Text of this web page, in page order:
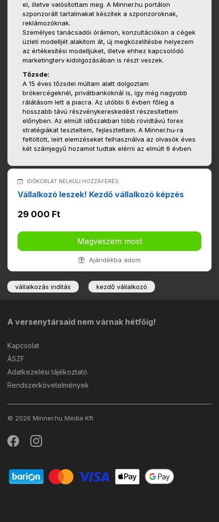
el, illetve valósítottam meg. A Minner.hu portálon
szponzorált tartalmakat készítek a szponzoroknak,
reklámozóknak.
Személyes tanácsadói óráimon, konzultációkon a cégek
üzleti modelljét alakítom át, új megközelítésbe helyezem
az értékesítési modelljüket, illetve ehhez kapcsolódó
marketingterv kidolgozásában is részt veszek.
Tőzsde:
A 15 éves tőzsdei múltam alatt dolgoztam
brókercégeknél, privátbankoknál is, így még nagyobb
rálátásom lett a piacra. Az utóbbi 6 évben főleg a
hosszabb távú részvénykereskedést részesítettem
előnyben. Az elmúlt időszakban több rövidtávú forex
stratégiákat teszteltem, fejlesztettem. A Minner.hu-ra
feltöltött, leírt elemzéseket felhasználva az olvasók éves
két számjegyű hozamot tudtak elérni az elmúlt 6 évben.
IDŐKORLÁT NÉLKÜLI HOZZÁFÉRÉS
Vállalkozó leszek! Kezdő vállalkozó képzés
29 000 Ft
Megveszem most
Ajándékba adom
vállalkozás indítás kezdő vállalkozó
A versenytársaid nem várnak hétfőig!
Kapcsolat
ÁSZF
Adatkezelési tájékoztató
Rendszerkövetelmények
© 2026 Minner.hu Média Kft